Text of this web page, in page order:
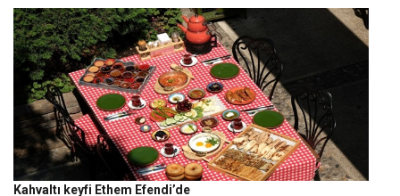
Kahvaltı keyfi Ethem Efendi’de